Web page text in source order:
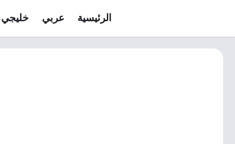
الرئيسية عربي خليجي